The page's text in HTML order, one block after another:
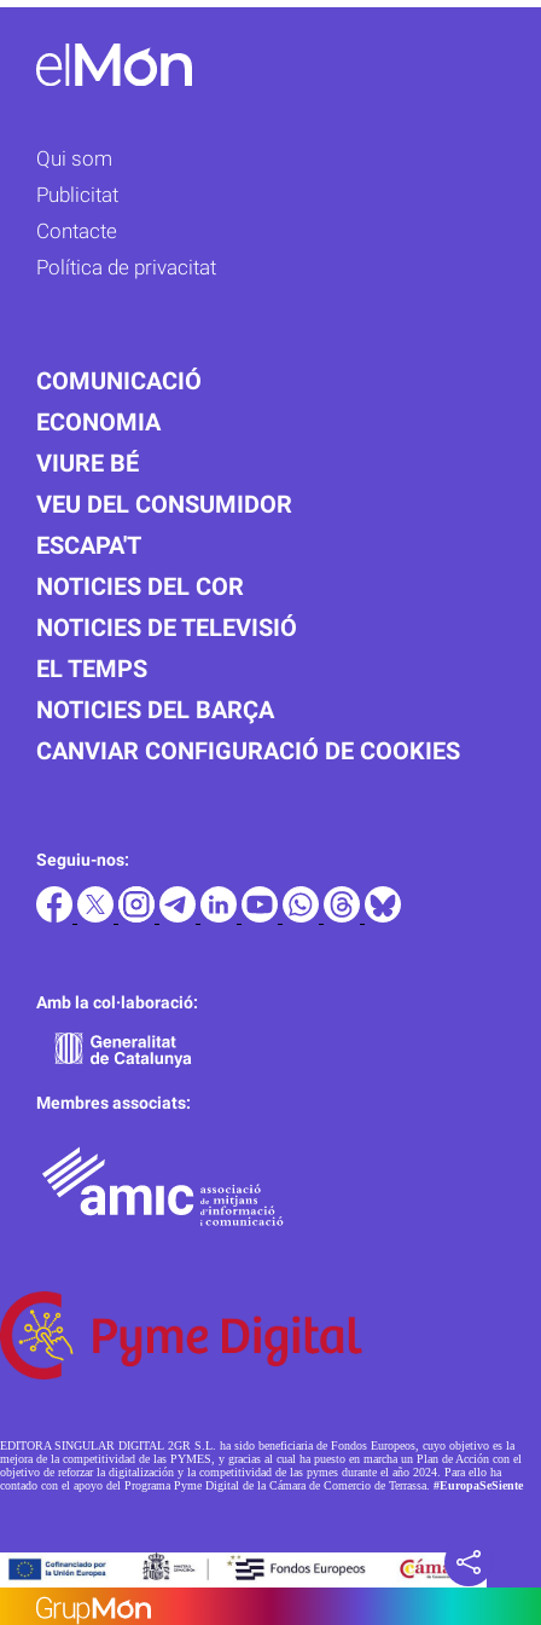
Qui som
Publicitat
Contacte
Política de privacitat
COMUNICACIÓ
ECONOMIA
VIURE BÉ
VEU DEL CONSUMIDOR
ESCAPA'T
NOTICIES DEL COR
NOTICIES DE TELEVISIÓ
EL TEMPS
NOTICIES DEL BARÇA
CANVIAR CONFIGURACIÓ DE COOKIES
Seguiu-nos:
Amb la col·laboració:
Membres associats:
EDITORA SINGULAR DIGITAL 2GR S.L. ha sido beneficiaria de Fondos Europeos, cuyo objetivo es la
mejora de la competitividad de las PYMES, y gracias al cual ha puesto en marcha un Plan de Acción con el
objetivo de reforzar la digitalización y la competitividad de las pymes durante el año 2024. Para ello ha
contado con el apoyo del Programa Pyme Digital de la Cámara de Comercio de Terrassa. #EuropaSeSiente